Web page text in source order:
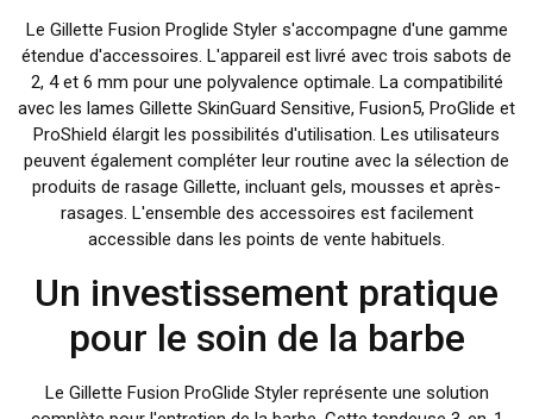
Le Gillette Fusion Proglide Styler s'accompagne d'une gamme
étendue d'accessoires. L'appareil est livré avec trois sabots de
2, 4 et 6 mm pour une polyvalence optimale. La compatibilité
avec les lames Gillette SkinGuard Sensitive, Fusion5, ProGlide et
ProShield élargit les possibilités d'utilisation. Les utilisateurs
peuvent également compléter leur routine avec la sélection de
produits de rasage Gillette, incluant gels, mousses et après-
rasages. L'ensemble des accessoires est facilement
accessible dans les points de vente habituels.
Un investissement pratique
pour le soin de la barbe
Le Gillette Fusion ProGlide Styler représente une solution